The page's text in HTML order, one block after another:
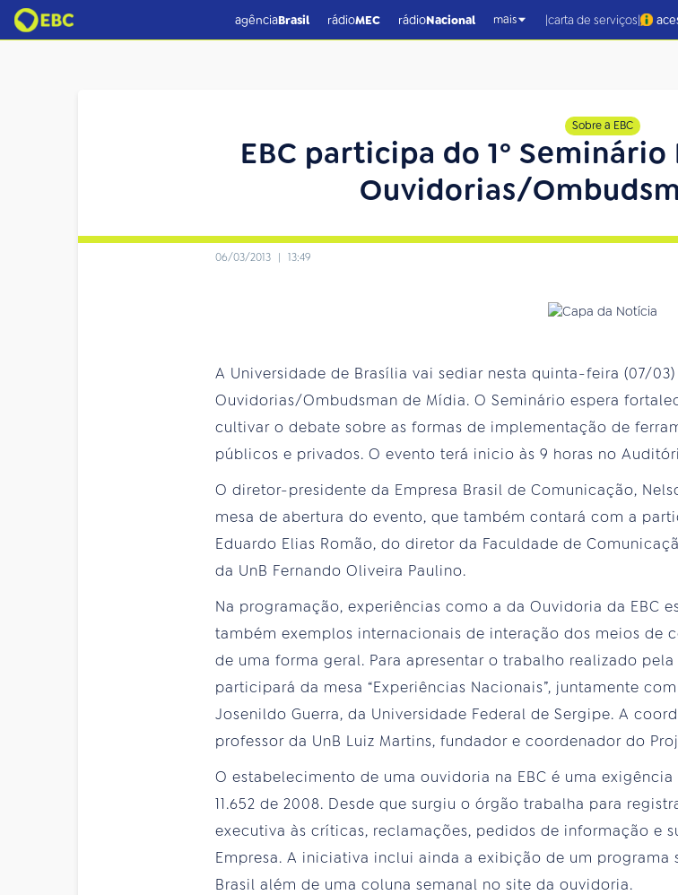
agênciaBrasil rádioMEC rádioNacional mais |carta de serviços|
Sobre a EBC
EBC participa do 1º
Ouvidorias/
06/03/2013 | 13:49
A Universidade de Brasília vai sediar nesta quinta-feira (07/
Ouvidorias/Ombudsman de Mídia. O Seminário espera
cultivar o debate sobre as formas de implementação de
públicos e privados. O evento terá inicio às 9 horas no
O diretor-presidente da Empresa Brasil de Comunicação,
mesa de abertura do evento, que também contará com a
Eduardo Elias Romão, do diretor da Faculdade de
da UnB Fernando Oliveira Paulino.
Na programação, experiências como a da Ouvidoria da EBC
também exemplos internacionais de interação dos meios de
de uma forma geral. Para apresentar o trabalho realizado
participará da mesa “Experiências Nacionais”, juntamente
Josenildo Guerra, da Universidade Federal de Sergipe. A
professor da UnB Luiz Martins, fundador e coordenador do
O estabelecimento de uma ouvidoria na EBC é uma
11.652 de 2008. Desde que surgiu o órgão trabalha para
executiva às críticas, reclamações, pedidos de informação e
Empresa. A iniciativa inclui ainda a exibição de um programa
Brasil além de uma coluna semanal no site da ouvidoria.